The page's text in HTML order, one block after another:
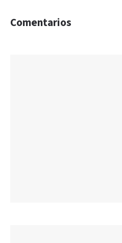
Comentarios